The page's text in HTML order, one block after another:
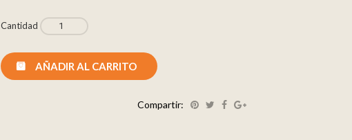
Cantidad
AÑADIR AL CARRITO
Compartir: